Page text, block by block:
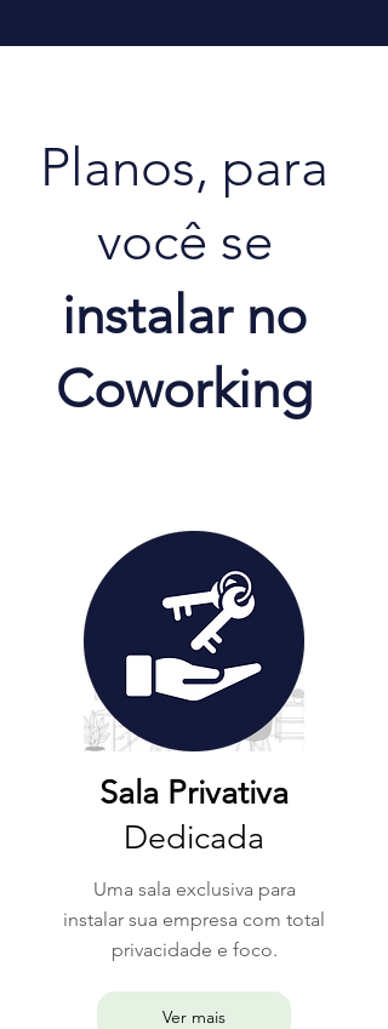
Planos, para
você se
instalar no
Coworking
Sala Privativa
Dedicada
Uma sala exclusiva para
instalar sua empresa com total
privacidade e foco.
Ver mais